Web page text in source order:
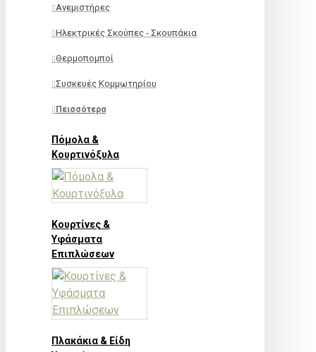
Ανεμιστήρες
Ηλεκτρικές Σκούπες - Σκουπάκια
Θερμοπομποί
Συσκευές Κομμωτηρίου
Πεισσότερα
Πόμολα &
Κουρτινόξυλα
Κουρτίνες &
Υφάσματα
Επιπλώσεων
Πλακάκια & Είδη